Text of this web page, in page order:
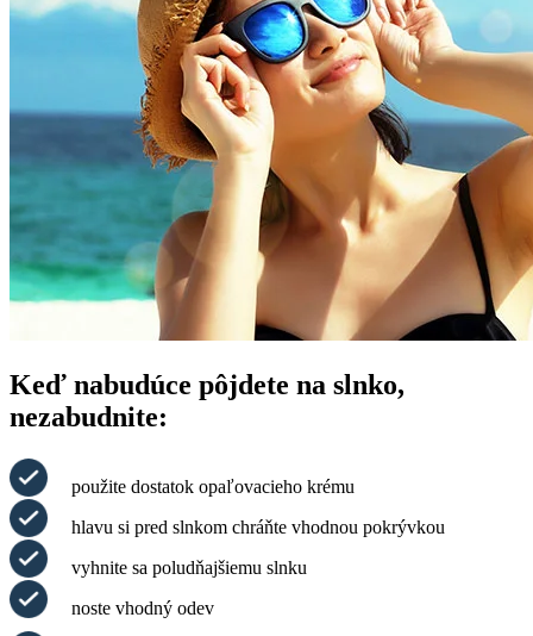
Keď nabudúce pôjdete na slnko,
nezabudnite:
použite dostatok opaľovacieho krému
hlavu si pred slnkom chráňte vhodnou pokrývkou
vyhnite sa poludňajšiemu slnku
noste vhodný odev